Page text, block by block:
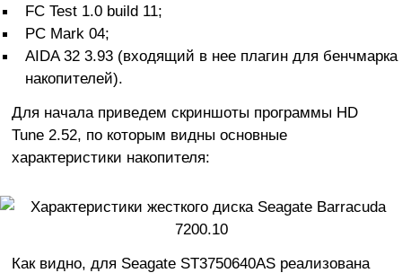
FC Test 1.0 build 11;
PC Mark 04;
AIDA 32 3.93 (входящий в нее плагин для бенчмарка
накопителей).
Для начала приведем скриншоты программы HD
Tune 2.52, по которым видны основные
характеристики накопителя:
Как видно, для Seagate ST3750640AS реализована